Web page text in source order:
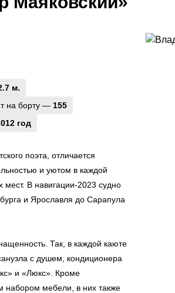
м.
на борту — 155
год
поэта, отличается
и уютом в каждой
мест. В навигации-2023 судно
и Ярославля до Сарапула
Так, в каждой каюте
с душем, кондиционера
и «Люкс». Кроме
набором мебели, в них также